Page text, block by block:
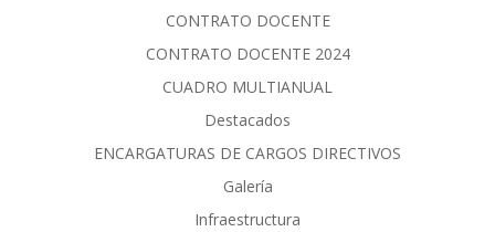
CONTRATO DOCENTE
CONTRATO DOCENTE 2024
CUADRO MULTIANUAL
Destacados
ENCARGATURAS DE CARGOS DIRECTIVOS
Galería
Infraestructura